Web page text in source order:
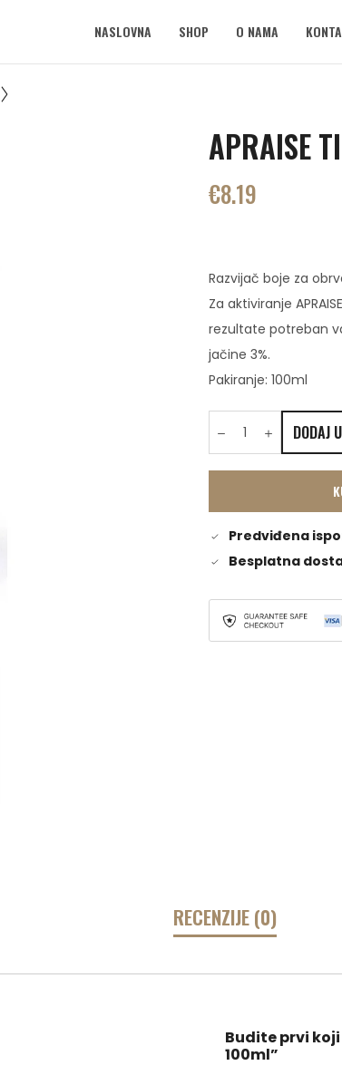
NASLOVNA SHOP O NAMA
APRAISE
€8.19
Razvijač boje za
Za aktiviranje
rezultate potreban
jačine 3%.
Pakiranje: 100ml
DODAJ
Predviđena
Besplatna
RECENZIJE (0)
Budite prvi
100ml”